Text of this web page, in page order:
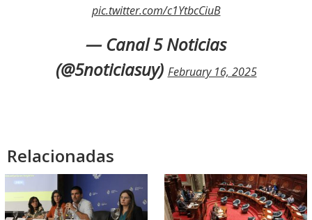
pic.twitter.com/c1YtbcCiuB
— Canal 5 Noticias
(@5noticiasuy) February 16, 2025
Relacionadas